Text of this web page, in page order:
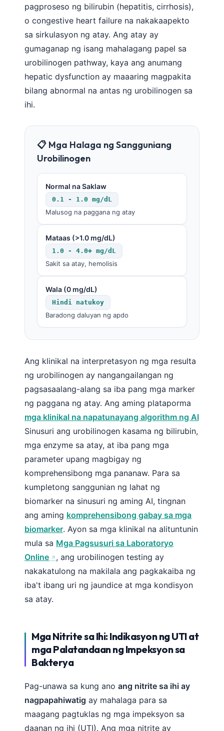
pagproseso ng bilirubin (hepatitis, cirrhosis),
o congestive heart failure na nakakaapekto
sa sirkulasyon ng atay. Ang atay ay
gumaganap ng isang mahalagang papel sa
urobilinogen pathway, kaya ang anumang
hepatic dysfunction ay maaaring magpakita
bilang abnormal na antas ng urobilinogen sa
ihi.
📋 Mga Halaga ng Sangguniang
Urobilinogen
Normal na Saklaw
0.1 - 1.0 mg/dL
Malusog na paggana ng atay
Mataas (>1.0 mg/dL)
1.0 - 4.0+ mg/dL
Sakit sa atay, hemolisis
Wala (0 mg/dL)
Hindi natukoy
Baradong daluyan ng apdo
Ang klinikal na interpretasyon ng mga resulta
ng urobilinogen ay nangangailangan ng
pagsasaalang-alang sa iba pang mga marker
ng paggana ng atay. Ang aming plataporma
mga klinikal na napatunayang algorithm ng AI
Sinusuri ang urobilinogen kasama ng bilirubin,
mga enzyme sa atay, at iba pang mga
parameter upang magbigay ng
komprehensibong mga pananaw. Para sa
kumpletong sanggunian ng lahat ng
biomarker na sinusuri ng aming AI, tingnan
ang aming komprehensibong gabay sa mga
biomarker. Ayon sa mga klinikal na alituntunin
mula sa Mga Pagsusuri sa Laboratoryo
Online
, ang urobilinogen testing ay
nakakatulong na makilala ang pagkakaiba ng
iba't ibang uri ng jaundice at mga kondisyon
sa atay.
Mga Nitrite sa Ihi: Indikasyon ng UTI at
mga Palatandaan ng Impeksyon sa
Bakterya
Pag-unawa sa kung ano ang nitrite sa ihi ay
nagpapahiwatig ay mahalaga para sa
maagang pagtuklas ng mga impeksyon sa
daanan ng ihi (UTI). Ang mga nitrite ay